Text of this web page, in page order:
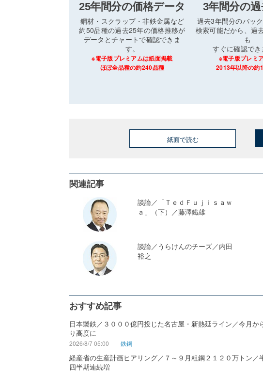
25年間分の価格データ
鋼材・スクラップ・非鉄金属など
約50品種の過去25年の価格推移が
データとチャートで確認できま
す。
※電子版プレミアムは紙面掲載
ほぼ全品種の約240品種
3年間分の
過去3年間分のバッ
検索可能だから、過
も
すぐに確認でき
※電子版プレミ
2013年以降の約
紙面で読む
関連記事
談論／「ＴｅｄＦｕｊｉｓａｗ
ａ」（下）／藤澤鐵雄
談論／うらけんのチーズ／内田
裕之
おすすめ記事
日本製鉄／３０００億円投じた名古屋・新熱延ライン／今月
り高度に
2026/8/7 05:00 鉄鋼
経産省の生産計画ヒアリング／７～９月粗鋼２１２０万トン
四半期連続増